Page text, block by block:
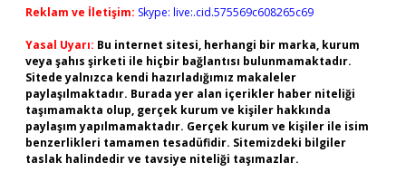
Reklam ve İletişim: Skype: live:.cid.575569c608265c69
Yasal Uyarı: Bu internet sitesi, herhangi bir marka, kurum
veya şahıs şirketi ile hiçbir bağlantısı bulunmamaktadır.
Sitede yalnızca kendi hazırladığımız makaleler
paylaşılmaktadır. Burada yer alan içerikler haber niteliği
taşımamakta olup, gerçek kurum ve kişiler hakkında
paylaşım yapılmamaktadır. Gerçek kurum ve kişiler ile isim
benzerlikleri tamamen tesadüfidir. Sitemizdeki bilgiler
taslak halindedir ve tavsiye niteliği taşımazlar.